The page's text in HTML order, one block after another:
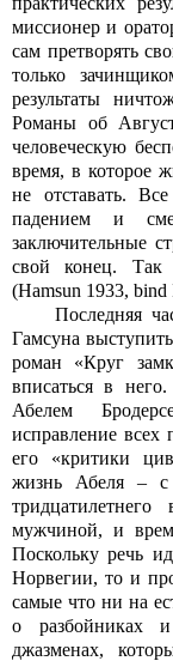
миссионер и
сам претворять
только
результаты
Романы об
человеческую
время, в которое
не отставать.
падением и
заключительные
свой конец. Так
(Hamsun 1933, bind
Последняя
Гамсуна
роман «Круг
вписаться в
Абелем
исправление всех
его «критики
жизнь Абеля – с
мужчиной, и
Поскольку речь
Норвегии, то и
самые что ни на
о разбойниках
джазменах,